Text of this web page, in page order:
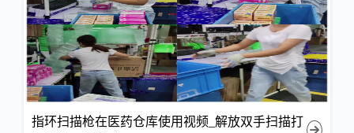
指环扫描枪在医药仓库使用视频_解放双手扫描打